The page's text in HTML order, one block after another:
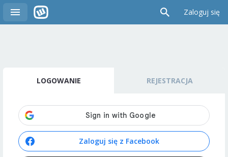
Zaloguj się
LOGOWANIE REJESTRACJA
Zaloguj się z Facebook